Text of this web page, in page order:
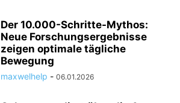
Der 10.000-Schritte-Mythos:
Neue Forschungsergebnisse
zeigen optimale tägliche
Bewegung
maxwelhelp - 06.01.2026